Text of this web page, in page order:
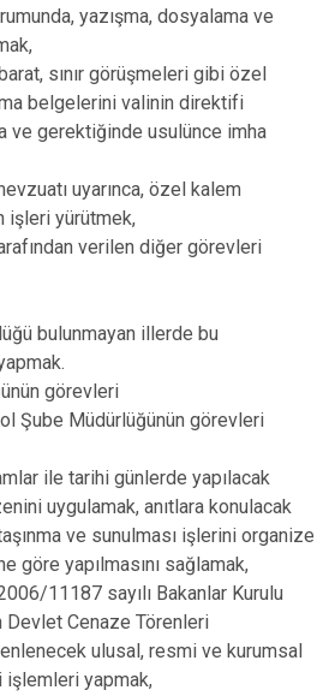
yazışma, dosyalama ve
sınır görüşmeleri gibi özel
belgelerini valinin direktifi
ve gerektiğinde usulünce imha
uyarınca, özel kalem
işleri yürütmek,
verilen diğer görevleri
bulunmayan illerde bu
görevleri
Şube Müdürlüğünün görevleri
ile tarihi günlerde yapılacak
uygulamak, anıtlara konulacak
ve sunulması işlerini organize
göre yapılmasını sağlamak,
11187 sayılı Bakanlar Kurulu
Devlet Cenaze Törenleri
ulusal, resmi ve kurumsal
yapmak,